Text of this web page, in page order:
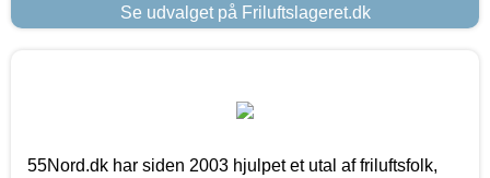
Se udvalget på Friluftslageret.dk
55Nord.dk har siden 2003 hjulpet et utal af friluftsfolk,